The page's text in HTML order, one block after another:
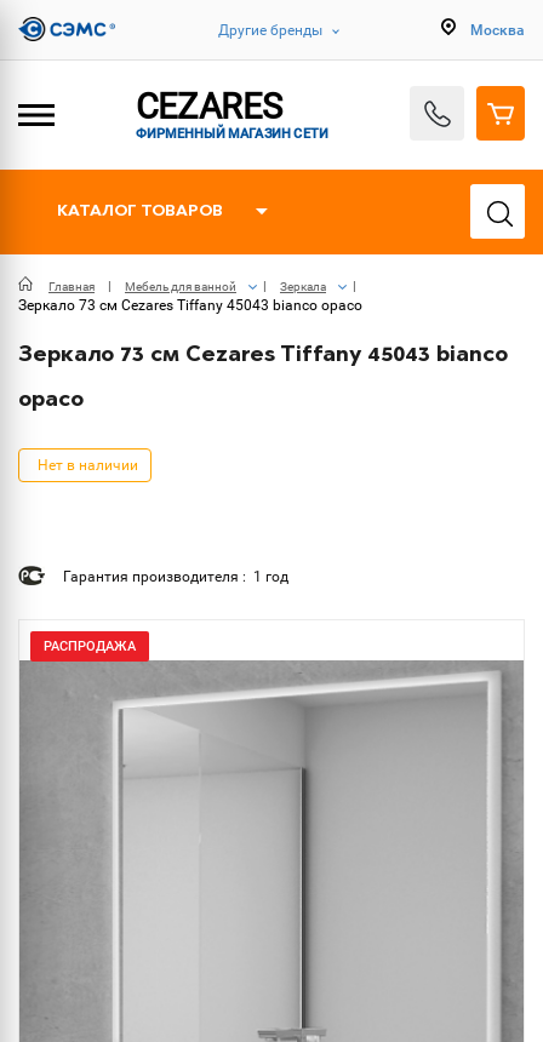
Другие бренды Москва
CEZARES
ФИРМЕННЫЙ МАГАЗИН СЕТИ
КАТАЛОГ ТОВАРОВ
Главная Мебель для ванной Зеркала
Зеркало 73 см Cezares Tiffany 45043 bianco opaco
Зеркало 73 см Cezares Tiffany 45043 bianco
opaco
Нет в наличии
Гарантия производителя : 1 год
РАСПРОДАЖА